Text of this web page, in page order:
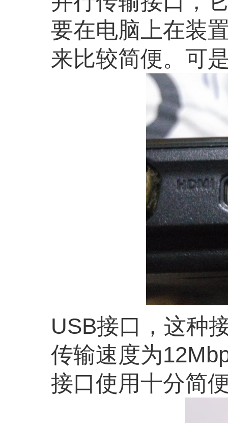
要在电脑上在装
来比较简便。可
USB接口，这种
传输速度为
接口使用十分简